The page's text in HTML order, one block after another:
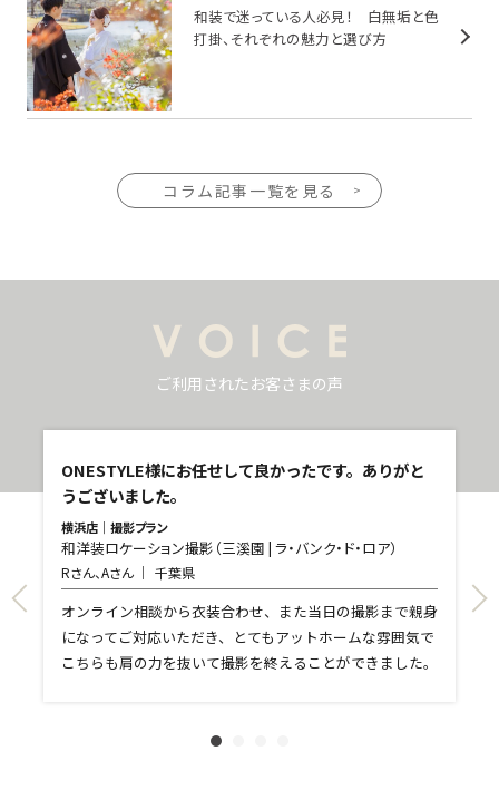
和装で迷っている人必見！ 白無垢と色
打掛、それぞれの魅力と選び方
コラム記事一覧を見る
ご利用されたお客さまの声
ONESTYLE様にお任せして良かったです。ありがと
うございました。
横浜店｜撮影プラン
和洋装ロケーション撮影（三溪園 | ラ・バンク・ド・ロア）
Rさん、Aさん 千葉県
オンライン相談から衣装合わせ、また当日の撮影まで親身
になってご対応いただき、とてもアットホームな雰囲気で
こちらも肩の力を抜いて撮影を終えることができました。
T